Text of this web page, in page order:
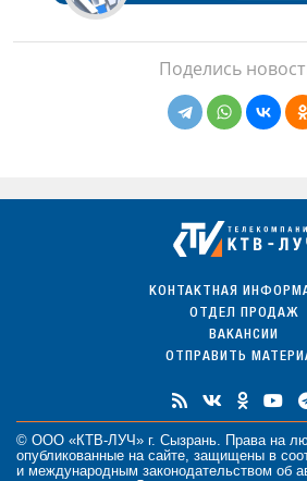
Поделись
КОНТАКТНАЯ
ОТДЕЛ ПРОДАЖ
ВАКАНСИИ
ОТПРАВИТЬ
© ООО «КТВ-ЛУЧ» г. Сызрань. Права на
опубликованные на сайте, защищены в
и международным законодательством об